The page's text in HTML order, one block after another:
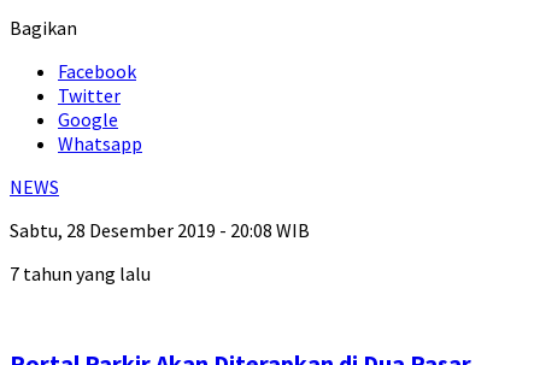
Bagikan
Facebook
Twitter
Google
Whatsapp
NEWS
Sabtu, 28 Desember 2019 - 20:08 WIB
7 tahun yang lalu